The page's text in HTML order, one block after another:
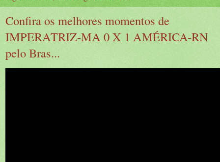
Confira os melhores momentos de
IMPERATRIZ-MA 0 X 1 AMÉRICA-RN
pelo Bras...